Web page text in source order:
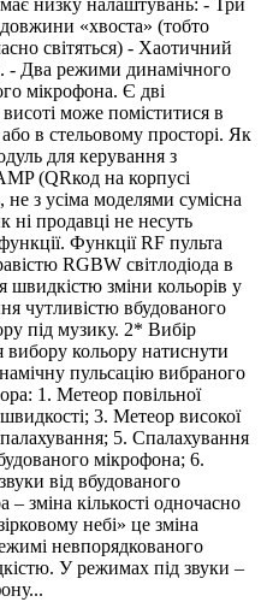
має низку налаштувань: - Три
«хвоста» (тобто
світяться) - Хаотичний
- Два режими динамічного
мікрофона. Є дві
може поміститися в
в стельовому просторі. Як
для керування з
(QRкод на корпусі
з усіма моделями сумісна
ні продавці не несуть
Функції RF пульта
RGBW світлодіода в
швидкістю зміни кольорів у
чутливістю вбудованого
під музику. 2* Вибір
вибору кольору натиснути
пульсацію вибраного
1. Метеор повільної
3. Метеор високої
5. Спалахування
мікрофона; 6.
від вбудованого
зміна кількості одночасно
небі» це зміна
невпорядкованого
У режимах під звуки –